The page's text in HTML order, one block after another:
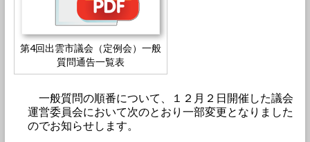
第4回出雲市議会（定例会）一般
質問通告一覧表
一般質問の順番について、１２月２日開催した議会
運営委員会において次のとおり一部変更となりました
のでお知らせします。